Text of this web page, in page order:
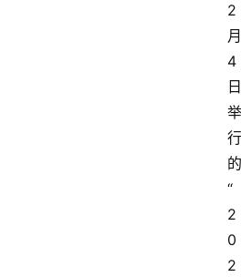
2
月
4
日
举
行
的
“
2
0
2